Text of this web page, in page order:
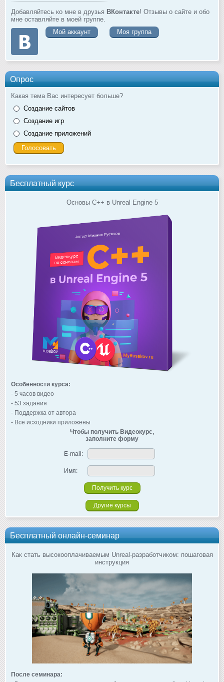
Добавляйтесь ко мне в друзья ВКонтакте! Отзывы о сайте и обо
мне оставляйте в моей группе.
Мой аккаунт
Моя группа
Опрос
Какая тема Вас интересует больше?
Создание сайтов
Создание игр
Создание приложений
Бесплатный курс
Основы C++ в Unreal Engine 5
Особенности курса:
- 5 часов видео
- 53 задания
- Поддержка от автора
- Все исходники приложены
Чтобы получить Видеокурс,
заполните форму
E-mail:
Имя:
Другие курсы
Бесплатный онлайн-семинар
Как стать высокооплачиваемым Unreal-разработчиком: пошаговая
инструкция
После семинара: